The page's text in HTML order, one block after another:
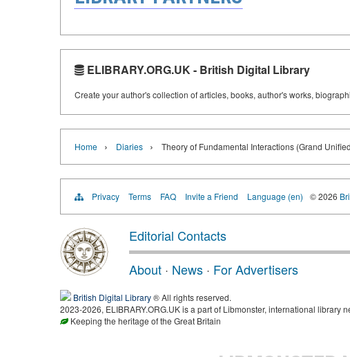
ELIBRARY.ORG.UK - British Digital Library
Create your author's collection of articles, books, author's works,
Home › Diaries › Theory of Fundamental Interactions (Grand
Privacy Terms FAQ Invite a Friend Language (en) © 2026
Editorial Contacts
About · News · For Advertisers
British Digital Library® All rights reserved.
2023-2026, ELIBRARY.ORG.UK is a part of Libmonster, international library
Keeping the heritage of the Great Britain